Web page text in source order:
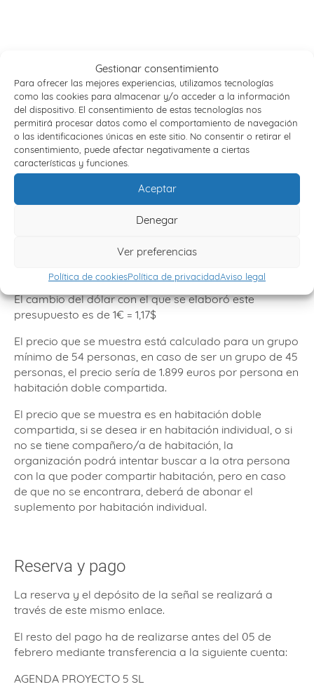
Gestionar consentimiento
Para ofrecer las mejores experiencias, utilizamos tecnologías
como las cookies para almacenar y/o acceder a la información
del dispositivo. El consentimiento de estas tecnologías nos
permitirá procesar datos como el comportamiento de navegación
o las identificaciones únicas en este sitio. No consentir o retirar el
consentimiento, puede afectar negativamente a ciertas
características y funciones.
Aceptar
Denegar
Ver preferencias
Política de cookiesPolítica de privacidadAviso legal
Información importante
El orden de las visitas podrá variar, garantizándose en
cualquier caso la realización de los servicios
mencionados en el itinerario y todas las visitas
indicadas.
Una parte de los pagos se habrá efectuado en dólares
tipo de cambio del dólar podría dar lugar a la revisión
del precio final.
El cambio del dólar con el que se elaboró este
presupuesto es de 1€ = 1,17$
El precio que se muestra está calculado para un grupo
mínimo de 54 personas, en caso de ser un grupo de 45
personas, el precio sería de 1.899 euros por persona en
habitación doble compartida.
El precio que se muestra es en habitación doble
compartida, si se desea ir en habitación individual, o si
no se tiene compañero/a de habitación, la
organización podrá intentar buscar a la otra persona
con la que poder compartir habitación, pero en caso
de que no se encontrara, deberá de abonar el
suplemento por habitación individual.
Reserva y pago
La reserva y el depósito de la señal se realizará a
través de este mismo enlace.
El resto del pago ha de realizarse antes del 05 de
febrero mediante transferencia a la siguiente cuenta:
AGENDA PROYECTO 5 SL